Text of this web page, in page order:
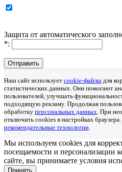
Защита от автоматического
*:
Отправить
Наш сайт использует cookie-файлы для
статистических данных. Они помогают
пользователей, улучшать
подходящую рекламу. Продолжая
обработку персональных данных. При
отключить cookies в настройках
рекомендательные технологии.
Мы используем cookies для
посещаемости и персонализации
сайте, вы принимаете условия
Принять